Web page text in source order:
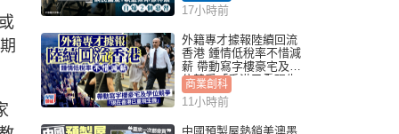
17小時前
外籍專才據報陸續回流
香港 鍾情低稅率不惜減
薪 帶動寫字樓豪宅及學
位競爭「香港已重現生
機」
商業創科
11小時前
中國預製屋熱銷美澳墨